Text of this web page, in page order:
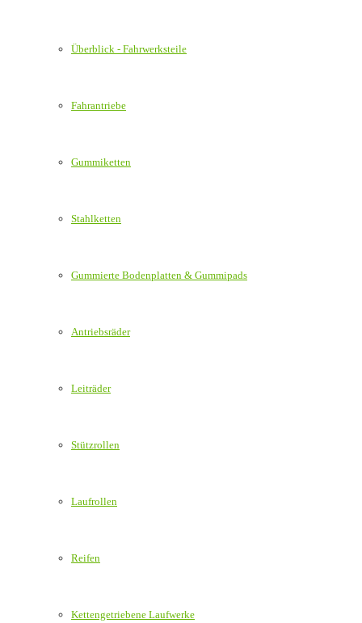
Überblick - Fahrwerksteile
Fahrantriebe
Gummiketten
Stahlketten
Gummierte Bodenplatten & Gummipads
Antriebsräder
Leiträder
Stützrollen
Laufrollen
Reifen
Kettengetriebene Laufwerke